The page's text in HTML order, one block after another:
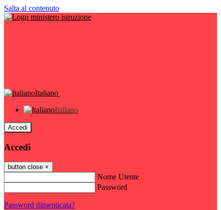
Salta al contenuto
Italiano
Italiano
Accedi
Accedi
button close ×
Nome Utente
Password
Password dimenticata?